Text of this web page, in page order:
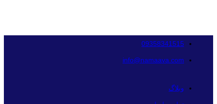
09358341515
info@namaava.com
وبلاگ